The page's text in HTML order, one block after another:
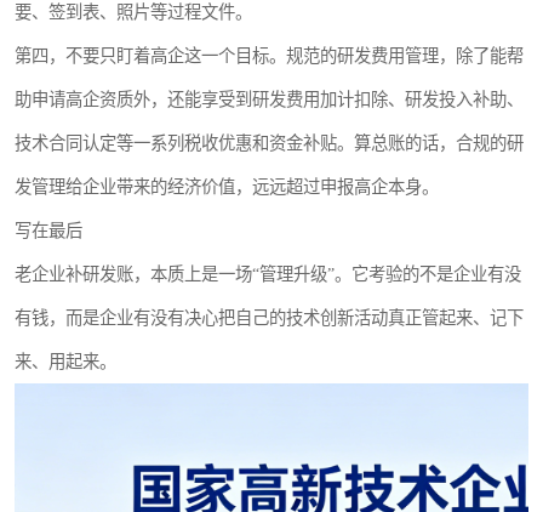
要、签到表、照片等过程文件。
第四，不要只盯着高企这一个目标。规范的研发费用管理，除了能帮
助申请高企资质外，还能享受到研发费用加计扣除、研发投入补助、
技术合同认定等一系列税收优惠和资金补贴。算总账的话，合规的研
发管理给企业带来的经济价值，远远超过申报高企本身。
写在最后
老企业补研发账，本质上是一场“管理升级”。它考验的不是企业有没
有钱，而是企业有没有决心把自己的技术创新活动真正管起来、记下
来、用起来。